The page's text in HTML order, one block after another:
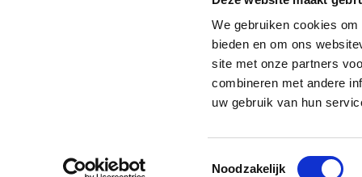
We gebruiken cookies
bieden en om ons
site met onze partners
combineren met andere
uw gebruik van hun
Toestemmingsselectie
Noodzakelijk